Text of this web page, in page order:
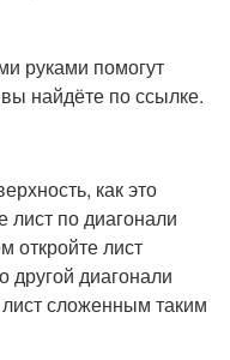
руками помогут
найдёте по ссылке.
как это
по диагонали
откройте лист
другой диагонали
лист сложенным таким